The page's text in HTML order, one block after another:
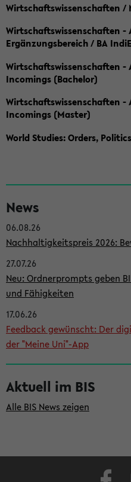
Wirtschaftswissenschaften /
Wirtschaftswissenschaften
Ergänzungsbereich / BA
Wirtschaftswissenschaften -
Incomings (Bachelor)
Wirtschaftswissenschaften -
Incomings (Master)
World Studies: Orders,
e
i
t
e
n
l
e
i
s
t
e
News
06.08.26
Nachhaltigkeitspreis 2026:
27.07.26
Neu: Ordnerprompts geben
und Fähigkeiten
17.06.26
Feedback gewünscht: Der
der "Meine Uni"-App
Aktuell im BIS
Alle BIS News zeigen